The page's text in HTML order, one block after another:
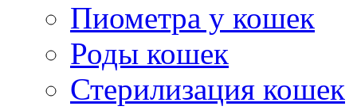
Пиометра у кошек
Роды кошек
Стерилизация кошек